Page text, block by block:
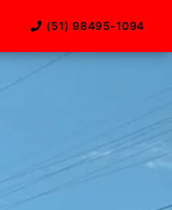
(51) 98495-1094